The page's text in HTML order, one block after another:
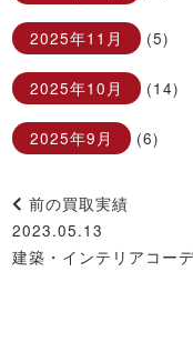
2025年11月 (5)
2025年10月 (14)
2025年9月 (6)
前の買取実績
2023.05.13
建築・インテリアコー